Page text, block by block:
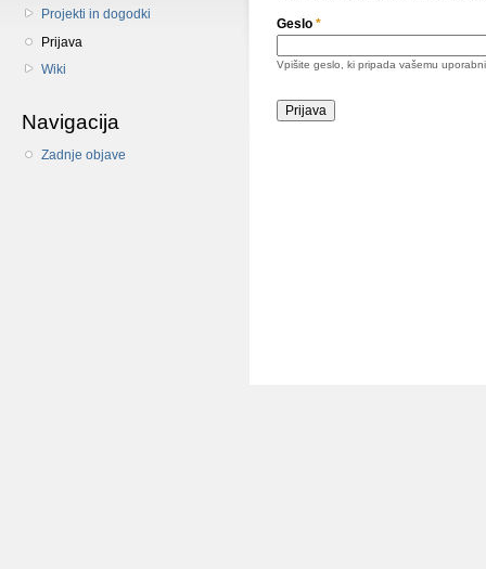
Projekti in dogodki
Prijava
Wiki
Navigacija
Zadnje objave
Geslo *
Vpišite geslo, ki pripada vašemu